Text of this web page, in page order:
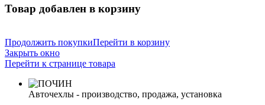
Товар добавлен в корзину
Продолжить покупкиПерейти в корзину
Закрыть окно
Перейти к странице товара
Авточехлы - производство, продажа, установка